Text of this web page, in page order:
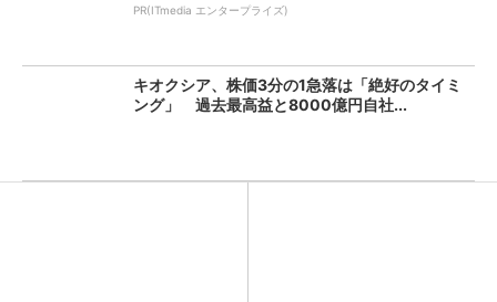
PR(ITmedia エンタープライズ)
キオクシア、株価3分の1急落は「絶好のタイミ
ング」 過去最高益と8000億円自社...